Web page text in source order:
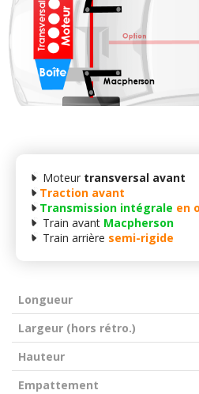
Moteur transversal avant
Traction avant
Transmission intégrale en
Train avant Macpherson
Train arrière semi-rigide
Longueur
Largeur (hors rétro.)
Hauteur
Empattement